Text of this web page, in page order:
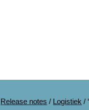
Release notes / Logistiek /